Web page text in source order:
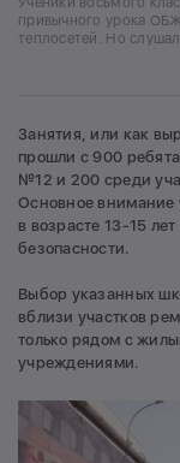
привычного урока
теплосетей. Но
Занятия, или как
прошли с 900
№12 и 200 среди
Основное внимание
в возрасте 13-15
безопасности.
Выбор указанных
вблизи участков
только рядом с
учреждениями.